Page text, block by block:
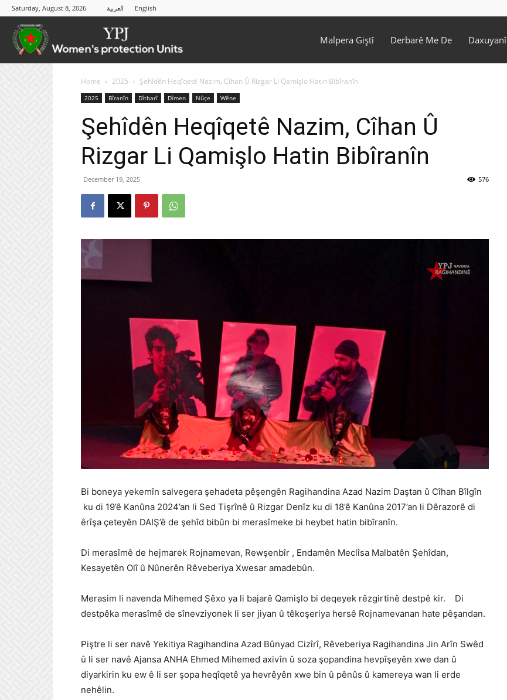
Saturday, August 8, 2026 العربية English
Malpera Giştî Derbarê Me De Daxuyanî
Home 2025 Şehîdên Heqîqetê Nazim, Cîhan Û Rizgar Li Qamişlo Hatin Bibîranîn
2025 Bîranîn Dîtbarî Dîmen Nûçe Wêne
Şehîdên Heqîqetê Nazim, Cîhan Û
Rizgar Li Qamişlo Hatin Bibîranîn
December 19, 2025 576
Bi boneya yekemîn salvegera şehadeta pêşengên Ragihandina Azad Nazim Daştan û Cîhan Bîlgîn
ku di 19’ê Kanûna 2024’an li Sed Tişrînê û Rizgar Denîz ku di 18’ê Kanûna 2017’an li Dêrazorê di
êrîşa çeteyên DAIŞ’ê de şehîd bibûn bi merasîmeke bi heybet hatin bibîranîn.
Di merasîmê de hejmarek Rojnamevan, Rewşenbîr , Endamên Meclîsa Malbatên Şehîdan,
Kesayetên Olî û Nûnerên Rêveberiya Xwesar amadebûn.
Merasim li navenda Mihemed Şêxo ya li bajarê Qamişlo bi deqeyek rêzgirtinê destpê kir. Di
destpêka merasîmê de sînevziyonek li ser jiyan û têkoşeriya hersê Rojnamevanan hate pêşandan.
Piştre li ser navê Yekitiya Ragihandina Azad Bûnyad Cizîrî, Rêveberiya Ragihandina Jin Arîn Swêd
û li ser navê Ajansa ANHA Ehmed Mihemed axivîn û soza şopandina hevpîşeyên xwe dan û
diyarkirin ku ew ê li ser şopa heqîqetê ya hevrêyên xwe bin û pênûs û kamereya wan li erde
nehêlin.